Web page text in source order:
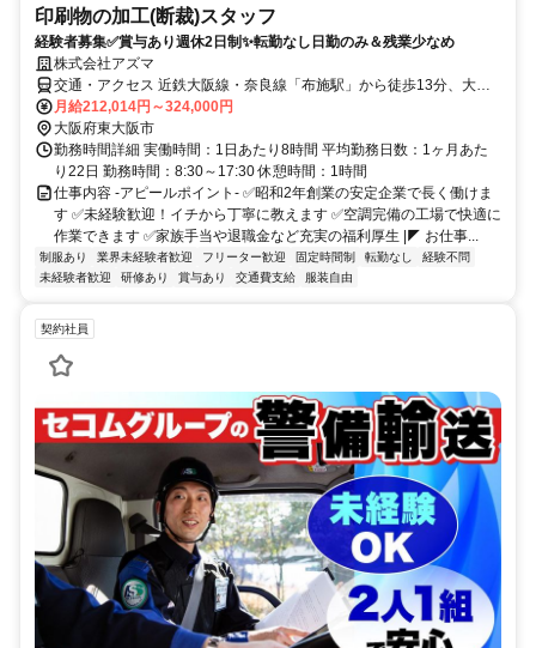
印刷物の加工(断裁)スタッフ
経験者募集✅賞与あり週休2日制✨転勤なし日勤のみ＆残業少なめ
株式会社アズマ
交通・アクセス 近鉄大阪線・奈良線「布施駅」から徒歩13分、大阪
メトロ千日前線「新深江駅」から徒歩13分
月給212,014円～324,000円
大阪府東大阪市
勤務時間詳細 実働時間：1日あたり8時間 平均勤務日数：1ヶ月あた
り22日 勤務時間：8:30～17:30 休憩時間：1時間
仕事内容 -アピールポイント- ✅昭和2年創業の安定企業で長く働けま
す ✅未経験歓迎！イチから丁寧に教えます ✅空調完備の工場で快適に
作業できます ✅家族手当や退職金など充実の福利厚生 |◤ お仕事...
制服あり 業界未経験者歓迎 フリーター歓迎 固定時間制 転勤なし
経験不問
未経験者歓迎
研修あり 賞与あり 交通費支給 服装自由
契約社員